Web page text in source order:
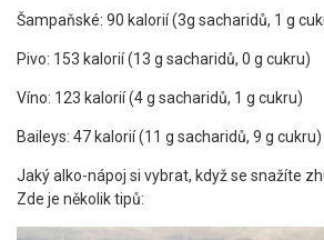
Šampaňské: 90 kalorií (3g sacharidů, 1 g
Pivo: 153 kalorií (13 g sacharidů, 0 g cukru)
Víno: 123 kalorií (4 g sacharidů, 1 g cukru)
Baileys: 47 kalorií (11 g sacharidů, 9 g cukru)
Jaký alko-nápoj si vybrat, když se snažíte
Zde je několik tipů: